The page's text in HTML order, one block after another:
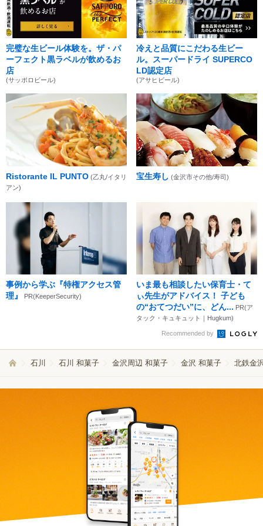
完璧な生ビール体験を。ザ・パ
ーフェクト黒ラベルが飲めるお
店
(サッポロビール)
冷えと品質にこだわる生ビー
ル。スーパードライ SUPERCO
LD認定店
(アサヒビール)
Ristorante IL PUNTO (乙丸/イタリ
アン)
宝生寿し (金沢市その他/寿司)
事例から学ぶ『特権アクセス管
理』
PR(KeeperSecurity)
いま最も相談したい保育士・て
ぃ先生がアドバイス！ 子ども
の“おてつだい”に、どん... PR(ア
タック・キュキュット｜Hugkum)
Recommended by
石川 石川 和菓子 金沢周辺 和菓子 金沢 和菓子 北鉄金